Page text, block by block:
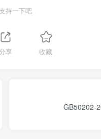
持一下吧
享 收藏
GB50202-